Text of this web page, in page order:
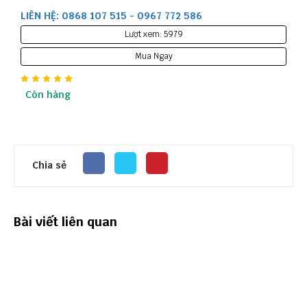
LIÊN HỆ: 0868 107 515 - 0967 772 586
Lượt xem: 5979
Mua Ngay
Còn hàng
Chia sẻ
Bài viết liên quan